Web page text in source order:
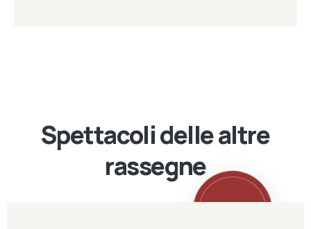
Spettacoli delle altre
rassegne